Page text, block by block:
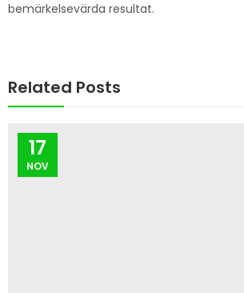
bemärkelsevärda resultat.
Related Posts
17
NOV